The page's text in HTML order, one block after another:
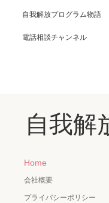
自我解放プログラム物語
電話相談チャンネル
自我解
Home
会社概要
プライバシーポリシー